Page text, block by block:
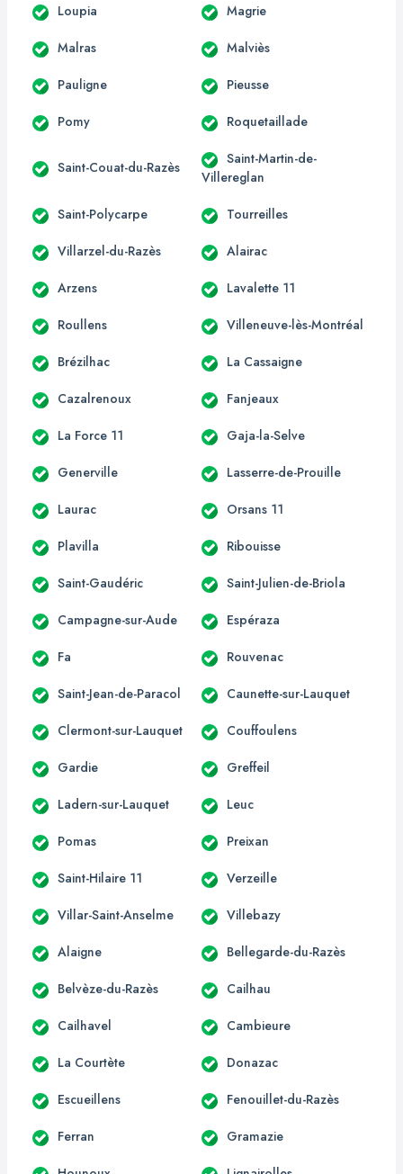
Loupia Magrie
Malras Malviès
Pauligne Pieusse
Pomy Roquetaillade
Saint-Couat-du-Razès
Saint-Martin-de-
Villereglan
Saint-Polycarpe Tourreilles
Villarzel-du-Razès Alairac
Arzens Lavalette 11
Roullens Villeneuve-lès-Montréal
Brézilhac La Cassaigne
Cazalrenoux Fanjeaux
La Force 11 Gaja-la-Selve
Generville Lasserre-de-Prouille
Laurac Orsans 11
Plavilla Ribouisse
Saint-Gaudéric Saint-Julien-de-Briola
Campagne-sur-Aude Espéraza
Fa Rouvenac
Saint-Jean-de-Paracol Caunette-sur-Lauquet
Clermont-sur-Lauquet Couffoulens
Gardie Greffeil
Ladern-sur-Lauquet Leuc
Pomas Preixan
Saint-Hilaire 11 Verzeille
Villar-Saint-Anselme Villebazy
Alaigne Bellegarde-du-Razès
Belvèze-du-Razès Cailhau
Cailhavel Cambieure
La Courtète Donazac
Escueillens Fenouillet-du-Razès
Ferran Gramazie